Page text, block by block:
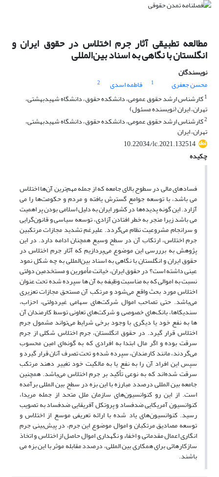
مطالعه تطبیقی آثار جرم اختلاس در حقوق ایران و
انگلستان با نگاهی به اسناد بین‌المللی
نویسندگان
محسن جعفری
1 فاطمه اسدی
2
1کارشناس ارشد حقوق عمومی، دانشکده حقوق، دانشگاه شهیدبهشتی،
تهران، ایران (نویسنده مسئول)
2کارشناس ارشد حقوق عمومی، دانشکده حقوق، دانشگاه شهیدبهشتی،
تهران، ایران
10.22034/lc.2021.132514
چکیده
فسادهای مالی در سطوح بالای جامعه که از جمله مهم‌ترین آن‌ها اختلاس
می باشد، با توسعه جوامع گسترش یافته و مردم و حکومت‌ها را می
آزارد. این گونه پدیده‌ها در کشور ایران به دلیل اسلامی بودن پر اهمیت
می باشد زیرا منجر به خطر افتادن آزادی، توسعه سیاسی و قانون‌گرایی
و سرانجام مشروعیت نظام می‌گردد. علیرغم تشدید مجازات مرتکبین
جرم اختلاس، ارتکاب آن در سطح وسیع همچنان ادامه دارد. در این
پژوهش به برررسی این موضوع می‌پردازیم که آثار جرم اختلاس در
حقوق ایران و انگلستان با نگاهی به اسناد بین‌المللی به چه شکل نمود
عینی داشته است؟ در حقوق ایران، خیانت مأمورین و مستخدمین دولتی
نسبت به اموالی که به مناسبت وظیفه به آن ها سپرده شده تحت عنوان
اختلاس مورد بحث واقع می‌شود و مرتکب آن مستحق مجازات تعزیری
می‌باشد. حتی تصاحب اموال شرکت‌های سهامی غیردولتی، احزاب،
سندیکاها، بانک‌های خصوصی و شرکت‌های تعاونی توسط کارمندان آن
ها به نفع خود یا دیگری با وجود برخی شرایط می‌تواند مشمول جرم
اختلاس قرار گیرد. در حقوق انگلستان، جرم اختلاس شکلی از جرم
سرقت بوده و اگر مال ابتدا به افرادی که به گونه‌ای امین محسوب
می‌گردند، مانند کارمندان، سپرده شده و تحت تصرف آنان قرار گیرد و
سپس این افراد آن را به نفع یا به مالکیت خود تغییر دهند مرتکب
سرقت شده‌اند که به نوعی تأکید بر جرم اختلاس می‌باشد. همچنین
جامعه بین المللی درصدد مبارزه با این بزه در سطح بین المللی برآمده
است. از این رو کنوانسیون‌های سازمان ملل متحد از جمله مریدا،
کنوانسیون آمریکایی ضدفساد و پروتکل آفریقایی ضدفساد به تصویب
رسید. کنوانسیون‌های یاد شده با ارائه تعریفی موسع از اختلاس و
توسعه مصادیق مرتکبان و اموال موضوع این جرم، در پیش‌بینی جرم
انگاری اعمال مقدماتی و اخفاء و نگهداری اموال حاصل از اختلاس و اتخاذ
سازکارهائی برای همکاری بین المللی، درصدد مقابله موثر با این بزه می
باشند.